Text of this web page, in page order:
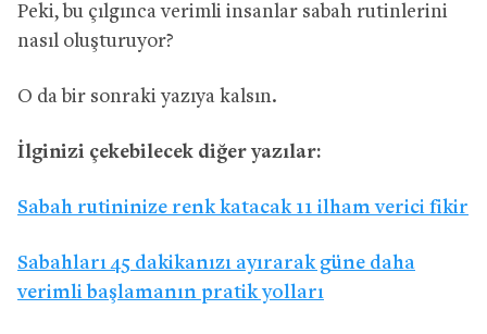
Peki, bu çılgınca verimli insanlar sabah rutinlerini
nasıl oluşturuyor?
O da bir sonraki yazıya kalsın.
İlginizi çekebilecek diğer yazılar:
Sabah rutininize renk katacak 11 ilham verici fikir
Sabahları 45 dakikanızı ayırarak güne daha
verimli başlamanın pratik yolları